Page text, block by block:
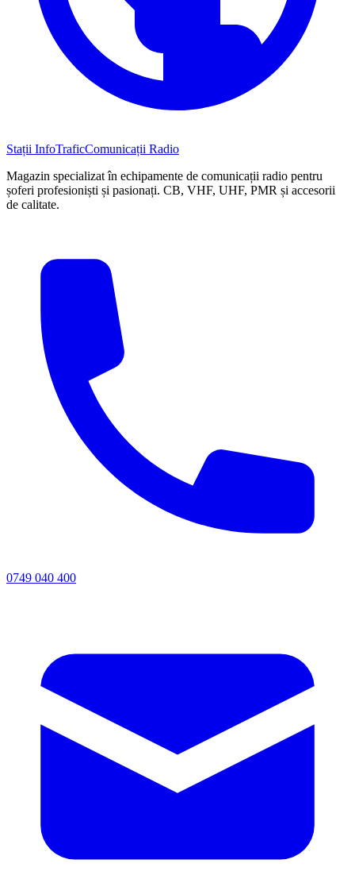
Stații InfoTraficComunicații Radio
Magazin specializat în echipamente de comunicații radio pentru
șoferi profesioniști și pasionați. CB, VHF, UHF, PMR și accesorii
de calitate.
0749 040 400